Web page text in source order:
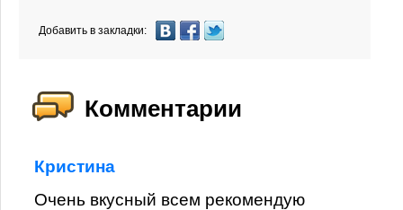
Добавить в закладки:
Комментарии
Кристина
Очень вкусный всем рекомендую